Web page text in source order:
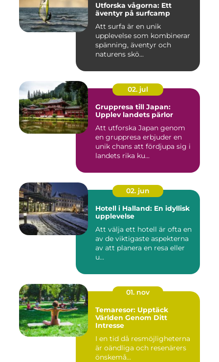
Utforska vågorna: Ett
äventyr på surfcamp
Att surfa är en unik
upplevelse som kombinerar
spänning, äventyr och
naturens skö...
02. jul
Gruppresa till Japan:
Upplev landets pärlor
Att utforska Japan genom
en gruppresa erbjuder en
unik chans att fördjupa sig i
landets rika ku...
02. jun
Hotell i Halland: En idyllisk
upplevelse
Att välja ett hotell är ofta en
av de viktigaste aspekterna
av att planera en resa eller
u...
01. nov
Temaresor: Upptäck
Världen Genom Ditt
Intresse
I en tid då resmöjligheterna
är oändliga och resenärers
önskemå...